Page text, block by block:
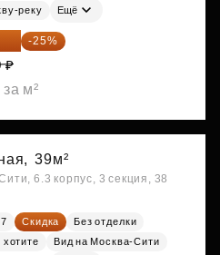
реку Ещё
₽ -25%
₽
м²
39м²
6.3 корпус, 3 секция, 38
Скидка
Без отделки
хотите
Вид на Москва-Сити